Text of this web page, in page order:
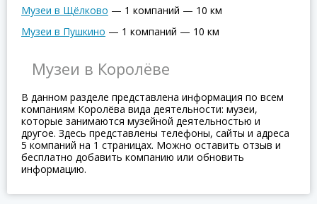
Музеи в Щёлково — 1 компаний — 10 км
Музеи в Пушкино — 1 компаний — 10 км
Музеи в Королёве
В данном разделе представлена информация по всем
компаниям Королёва вида деятельности: музеи,
которые занимаются музейной деятельностью и
другое. Здесь представлены телефоны, сайты и адреса
5 компаний на 1 страницах. Можно оставить отзыв и
бесплатно добавить компанию или обновить
информацию.